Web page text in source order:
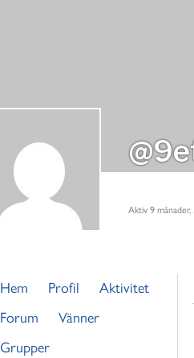
Aktiv 9 månader,
Hem Profil
Aktivitet
Forum
Vänner
Grupper